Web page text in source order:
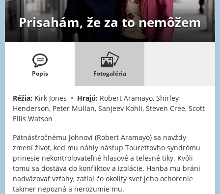
Prisahám, že za to nemôžem
Popis Fotogaléria
Réžia: Kirk Jones • Hrajú: Robert Aramayo, Shirley
Henderson, Peter Mullan, Sanjeev Kohli, Steven Cree, Scott
Ellis Watson
Pätnásťročnému Johnovi (Robert Aramayo) sa navždy
zmení život, keď mu náhly nástup Tourettovho syndrómu
prinesie nekontrolovateľné hlasové a telesné tiky. Kvôli
tomu sa dostáva do konfliktov a izolácie. Hanba mu bráni
nadväzovať vzťahy, zatiaľ čo okolitý svet jeho ochorenie
takmer nepozná a nerozumie mu.